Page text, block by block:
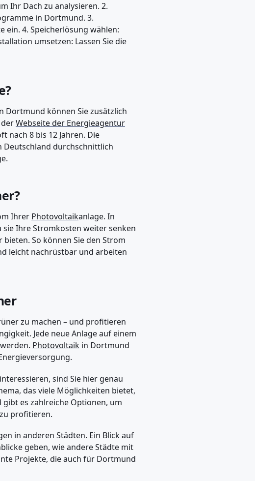
Ihr Dach zu analysieren. 2.
in Dortmund. 3.
ein. 4. Speicherlösung wählen:
umsetzen: Lassen Sie die
Dortmund können Sie zusätzlich
Webseite der Energieagentur
nach 8 bis 12 Jahren. Die
Deutschland durchschnittlich
Ihrer Photovoltaikanlage. In
Ihre Stromkosten weiter senken
So können Sie den Strom
leicht nachrüstbar und arbeiten
zu machen – und profitieren
Jede neue Anlage auf einem
Photovoltaik in Dortmund
sind Sie hier genau
das viele Möglichkeiten bietet,
es zahlreiche Optionen, um
profitieren.
in anderen Städten. Ein Blick auf
geben, wie andere Städte mit
Projekte, die auch für Dortmund